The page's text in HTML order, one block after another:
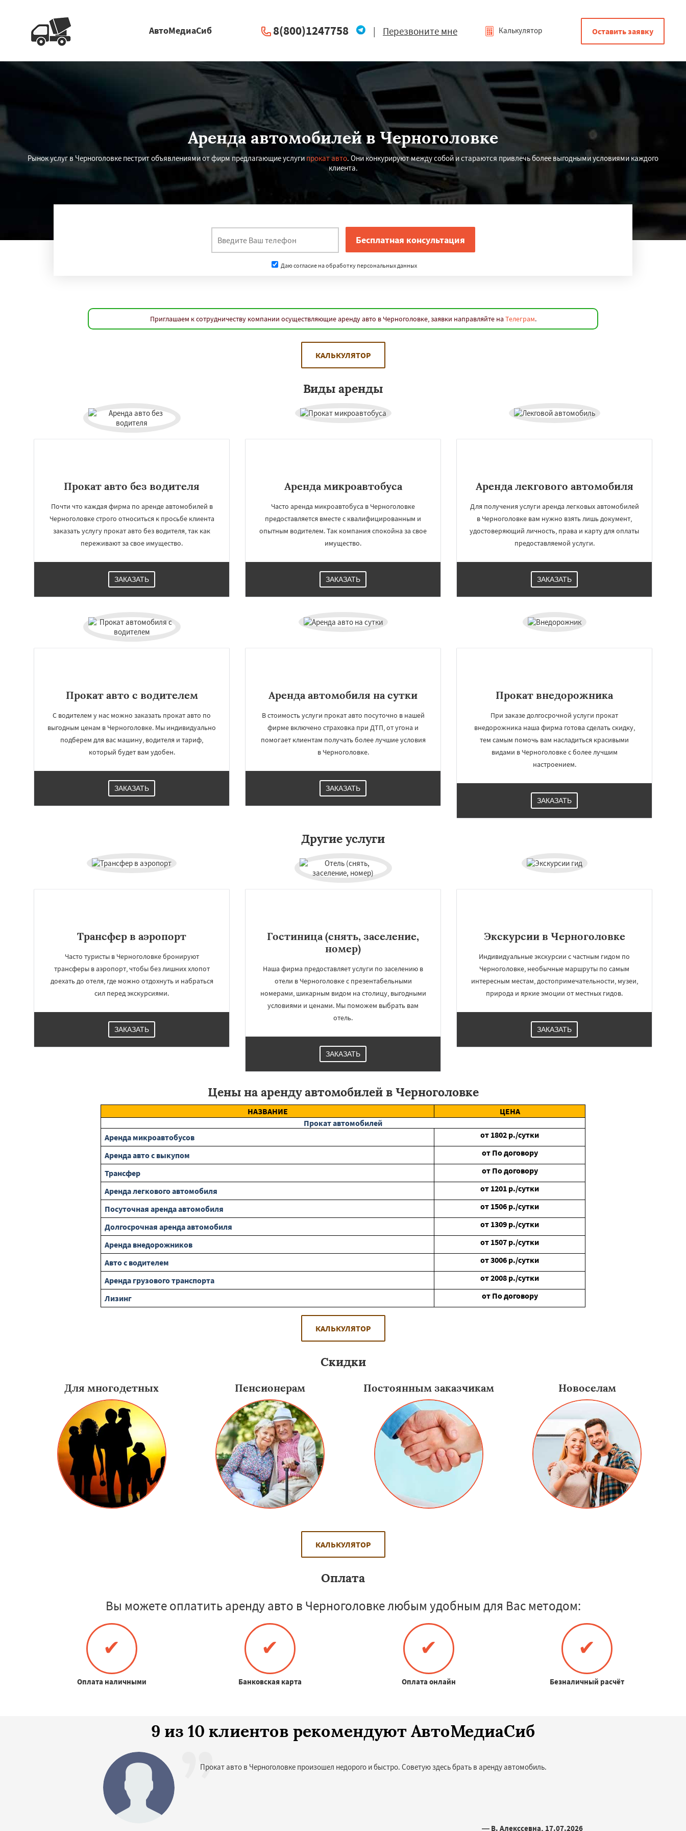
Белоомут Бобров
Ильинский
Лесной
Лопатино
Михнево
Некрасовское
Октябрьский
Правдинский
Родники
АвтоМедиаСиб 8(800)1247758 | Перезвоните мне Калькулятор Оставить заявку
Аренда автомобилей в Черноголовке
Рынок услуг в Черноголовке пестрит объявлениями от фирм предлагающие услуги прокат авто. Они конкурируют между собой и стараются привлечь более выгодными условиями каждого
клиента.
Даю согласие на обработку персональных данных
Приглашаем к сотрудничеству компании осуществляющие аренду авто в Черноголовке, заявки направляйте на Телеграм.
КАЛЬКУЛЯТОР
Виды аренды
Прокат авто без водителя
Почти что каждая фирма по аренде автомобилей в
Черноголовке строго относиться к просьбе клиента
заказать услугу прокат авто без водителя, так как
переживают за свое имущество.
ЗАКАЗАТЬ
Аренда микроавтобуса
Часто аренда микроавтобуса в Черноголовке
предоставляется вместе с квалифицированным и
опытным водителем. Так компания спокойна за свое
имущество.
ЗАКАЗАТЬ
Аренда лекгового автомобиля
Для получения услуги аренда легковых автомобилей
в Черноголовке вам нужно взять лишь документ,
удостоверяющий личность, права и карту для оплаты
предоставляемой услуги.
ЗАКАЗАТЬ
Прокат авто с водителем
С водителем у нас можно заказать прокат авто по
выгодным ценам в Черноголовке. Мы индивидуально
подберем для вас машину, водителя и тариф,
который будет вам удобен.
ЗАКАЗАТЬ
Аренда автомобиля на сутки
В стоимость услуги прокат авто посуточно в нашей
фирме включено страховка при ДТП, от угона и
помогает клиентам получать более лучшие условия
в Черноголовке.
ЗАКАЗАТЬ
Прокат внедорожника
При заказе долгосрочной услуги прокат
внедорожника наша фирма готова сделать скидку,
тем самым помочь вам насладиться красивыми
видами в Черноголовке с более лучшим
настроением.
ЗАКАЗАТЬ
Другие услуги
Трансфер в аэропорт
Часто туристы в Черноголовке бронируют
трансферы в аэропорт, чтобы без лишних хлопот
доехать до отеля, где можно отдохнуть и набраться
сил перед экскурсиями.
ЗАКАЗАТЬ
Гостиница (снять, заселение,
номер)
Наша фирма предоставляет услуги по заселению в
отели в Черноголовке с презентабельными
номерами, шикарным видом на столицу, выгодными
условиями и ценами. Мы поможем выбрать вам
отель.
ЗАКАЗАТЬ
Экскурсии в Черноголовке
Индивидуальные экскурсии с частным гидом по
Черноголовке, необычные маршруты по самым
интересным местам, достопримечательности, музеи,
природа и яркие эмоции от местных гидов.
ЗАКАЗАТЬ
Цены на аренду автомобилей в Черноголовке
НАЗВАНИЕ
ЦЕНА
Прокат автомобилей
Аренда микроавтобусов
от 1802 р./сутки
Аренда авто с выкупом
от По договору
Трансфер
от По договору
Аренда легкового автомобиля
от 1201 р./сутки
Посуточная аренда автомобиля
от 1506 р./сутки
Долгосрочная аренда автомобиля
от 1309 р./сутки
Аренда внедорожников
от 1507 р./сутки
Авто с водителем
от3006 р./сутки
Аренда грузового транспорта
от2008 р./сутки
Лизинг
от По договору
КАЛЬКУЛЯТОР
Скидки
Для многодетных Пенсионерам Постоянным заказчикам Новоселам
КАЛЬКУЛЯТОР
Оплата
Вы можете оплатить аренду авто в Черноголовке любым удобным для Вас методом:
✔
Оплата наличными
✔
Банковская карта
✔
Оплата онлайн
✔
Безналичный расчёт
9 из 10 клиентов рекомендуют АвтоМедиаСиб
Прокат авто в Черноголовке произошел недорого и быстро. Советую здесь брать в аренду автомобиль.
— В. Алекссевна, 17.07.2026
УЗНАТЬ ПОДРОБНЕЕ